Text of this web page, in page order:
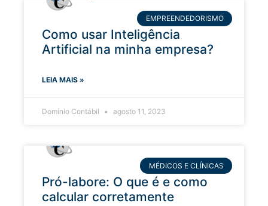
EMPREENDEDORISMO
Como usar Inteligência
Artificial na minha empresa?
LEIA MAIS »
Domínio Contábil agosto 11, 2023
MÉDICOS E CLÍNICAS
Pró-labore: O que é e como
calcular corretamente